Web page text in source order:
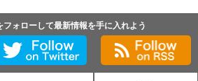
フォローして最新情報を手に入れよう